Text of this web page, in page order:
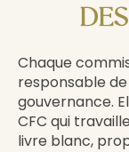
Chaque
responsable
gouvernance.
CFC qui
livre blanc,